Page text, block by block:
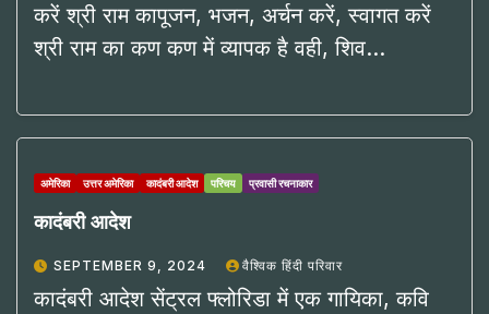
करें श्री राम कापूजन, भजन, अर्चन करें, स्वागत करें
श्री राम का कण कण में व्यापक है वही, शिव…
अमेरिका उत्तर अमेरिका कादंबरी आदेश परिचय प्रवासी रचनाकार
कादंबरी आदेश
SEPTEMBER 9, 2024 वैश्विक हिंदी परिवार
कादंबरी आदेश सेंट्रल फ्लोरिडा में एक गायिका, कवि